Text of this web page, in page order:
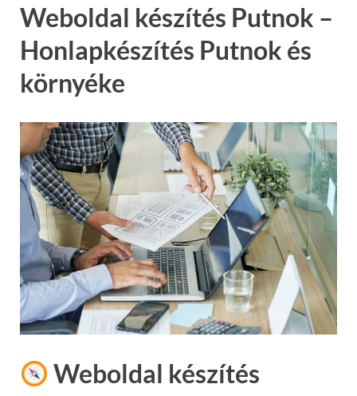
Weboldal készítés Putnok –
Honlapkészítés Putnok és
környéke
Weboldal készítés